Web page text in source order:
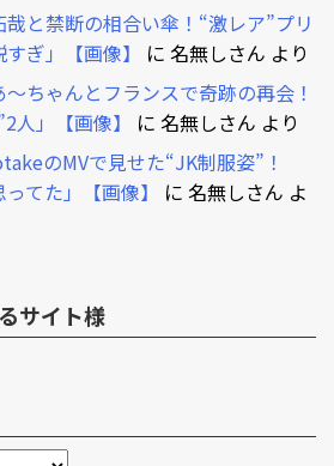
と禁断の相合い傘！“激レア”プリ
ぎ」【画像】
に 名無しさん より
ちゃんとフランスで奇跡の再会！
人」【画像】
に 名無しさん より
のMVで見せた“JK制服姿”！
てた」【画像】
に 名無しさん よ
サイト様